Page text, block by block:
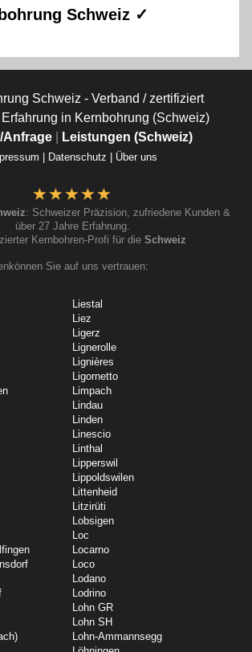
Schweiz ✓
Anfrage Leistungen (Schweiz)
| Datenschutz | Über uns
: Schweizer Präzision, zufriedene Kunden &
über 27 Jahre Erfahrung.
Kernbohren-Profi für die Schweiz
Sie auf uns vertrauen:
Liestal
Liez
Ligerz
Lignerolle
Lignières
Ligornetto
Limpach
Lindau
Linden
Linescio
Linthal
Lipperswil
Lippoldswilen
Littenheid
Litzirüti
Lobsigen
Loc
Locarno
Loco
Lodano
Lodrino
Lohn GR
Lohn SH
Lohn-Ammannsegg